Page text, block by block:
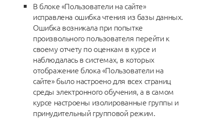
В блоке «Пользователи на сайте»
исправлена ошибка чтения из базы данных.
Ошибка возникала при попытке
произвольного пользователя перейти к
своему отчету по оценкам в курсе и
наблюдалась в системах, в которых
отображение блока «Пользователи на
сайте» было настроено для всех страниц
среды электронного обучения, а в самом
курсе настроены изолированные группы и
принудительный групповой режим.